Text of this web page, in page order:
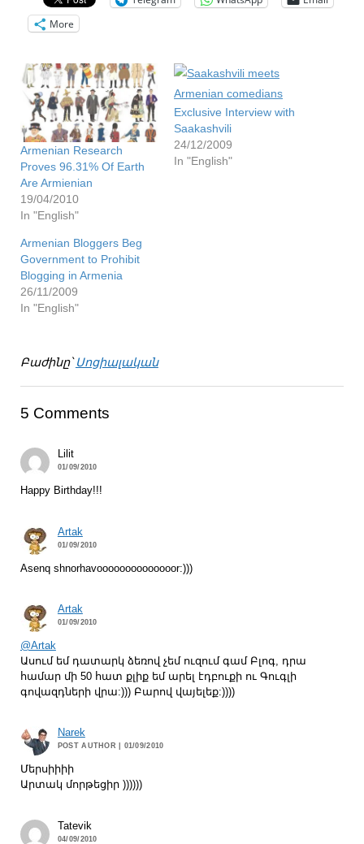
More
Armenian Research
Proves 96.31% Of Earth
Are Armienian
19/04/2010
In "English"
Exclusive Interview with
Saakashvili
24/12/2009
In "English"
Armenian Bloggers Beg
Government to Prohibit
Blogging in Armenia
26/11/2009
In "English"
Բաժինը՝Սոցիալական
5 Comments
Lilit
01/09/2010
Happy Birthday!!!
Artak
01/09/2010
Asenq shnorhavoooooooooooooor:)))
Artak
01/09/2010
@Artak
Ասում եմ դատարկ ձեռով չեմ ուզում գամ Բլոգ, դրա
համար մի 50 հատ քլիք եմ արել էդբուքի ու Գուգլի
գովազդների վրա:))) Բարով վայելեք:))))
Narek
POST AUTHOR | 01/09/2010
Մերսիիիի
Արտակ մորթեցիր ))))))
Tatevik
04/09/2010